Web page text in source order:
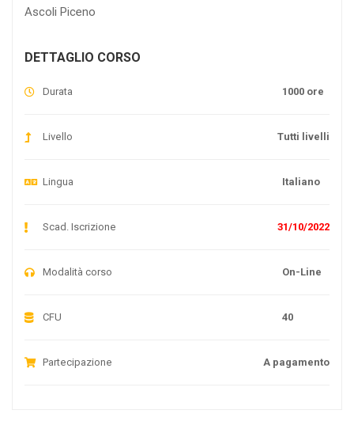
Ascoli Piceno
DETTAGLIO CORSO
Durata 1000 ore
Livello Tutti livelli
Lingua Italiano
Scad. Iscrizione 31/10/2022
Modalità corso On-Line
CFU 40
Partecipazione A pagamento